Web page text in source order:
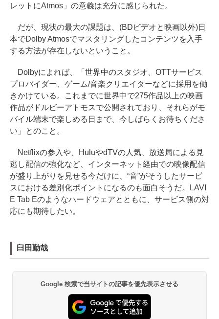
レットにAtmos」の意義は充分に感じられた。
だが、現状の最大の課題は、(BDビデオと映画以外)日
本でDolby Atmosでマスタリングしたコンテンツを入手
する方法が存在しないということ。
Dolbyによれば、「世界中のスタジオ、OTTサービス
プロバイダー、ゲーム/音楽クリエイターなどに採用を働
きかけている。これまでに世界中で275作品以上の映画
作品がドルビーアトモスで公開されており、それらがモ
バイル端末で楽しめる日まで、今しばらくお待ちくださ
い」とのこと。
Netflixの参入や、HuluやdTVの人気、放送局による見
逃し配信の強化など、インターネット経由での映像配信
が盛り上がりを見せる今だけに、“音”がそうしたサービ
スにおける差別化ポイントになるのも面白そうだ。LAVI
E Tab Eのようなハードウェアとともに、サービス側の対
応にも期待したい。
臼田勤哉
Google 検索で当サイトの記事を優先表示させる